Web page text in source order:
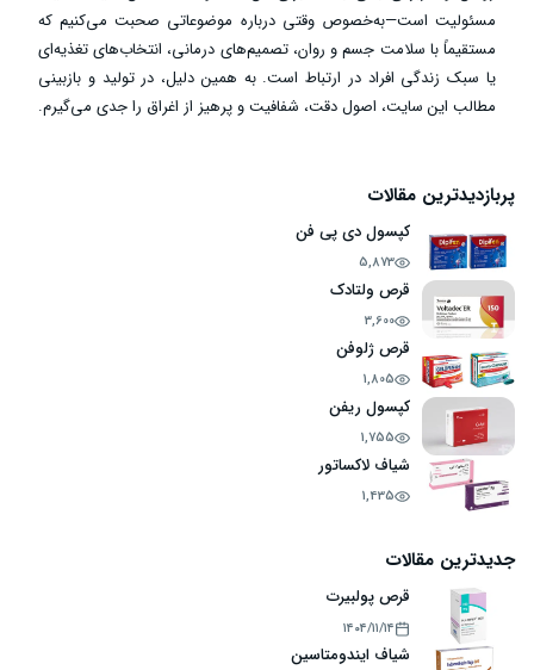
مسئولیت است—به‌خصوص وقتی درباره موضوعاتی صحبت می‌کنیم که
مستقیماً با سلامت جسم و روان، تصمیم‌های درمانی، انتخاب‌های تغذیه‌ای
یا سبک زندگی افراد در ارتباط است. به همین دلیل، در تولید و بازبینی
مطالب این سایت، اصول دقت، شفافیت و پرهیز از اغراق را جدی می‌گیرم.
پربازدیدترین مقالات
کپسول دی پی فن
5,873
قرص ولتادک
3,600
قرص ژلوفن
1,805
کپسول ریفن
1,755
شیاف لاکساتور
1,435
جدیدترین مقالات
قرص پولبیرت
۱۴۰۴/۱۱/۱۴
شیاف ایندومتاسین